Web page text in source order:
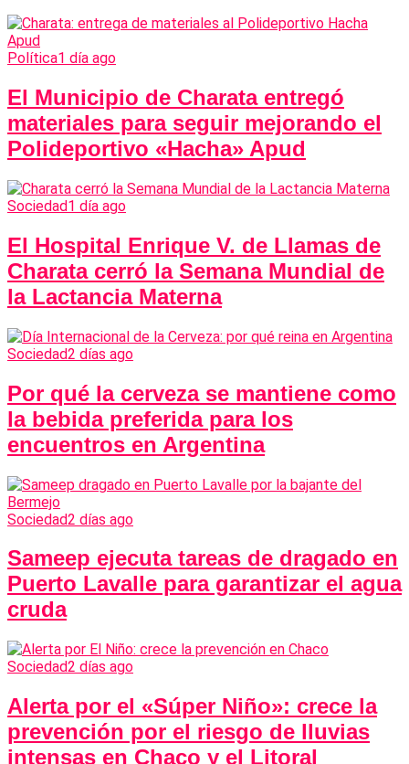
Política1 día ago
El Municipio de Charata entregó
materiales para seguir mejorando el
Polideportivo «Hacha» Apud
Sociedad1 día ago
El Hospital Enrique V. de Llamas de
Charata cerró la Semana Mundial de
la Lactancia Materna
Sociedad2 días ago
Por qué la cerveza se mantiene como
la bebida preferida para los
encuentros en Argentina
Sociedad2 días ago
Sameep ejecuta tareas de dragado en
Puerto Lavalle para garantizar el agua
cruda
Sociedad2 días ago
Alerta por el «Súper Niño»: crece la
prevención por el riesgo de lluvias
intensas en Chaco y el Litoral